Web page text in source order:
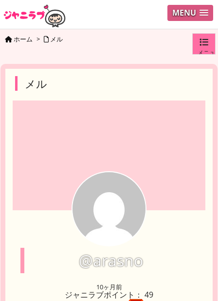
MENU
メニュ
ホーム > メル
メル
@arasno
10ヶ月前
ジャニラブポイント： 49